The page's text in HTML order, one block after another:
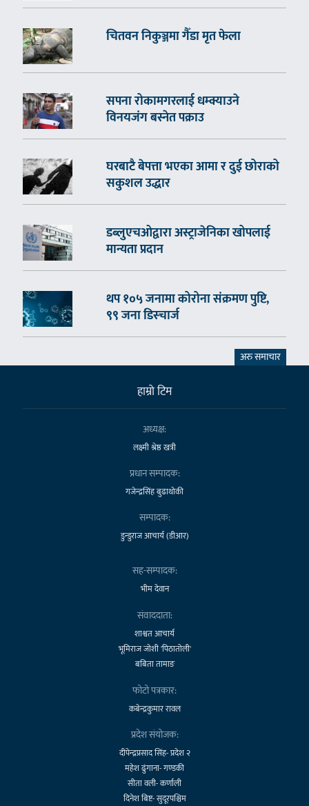
चितवन निकुञ्जमा गैँडा मृत फेला
सपना रोकामगरलाई धम्क्याउने
विनयजंग बस्नेत पक्राउ
घरबाटै बेपत्ता भएका आमा र दुई छोराको
सकुशल उद्धार
डब्लुएचओद्वारा अस्ट्राजेनिका खोपलाई
मान्यता प्रदान
थप १०५ जनामा कोरोना संक्रमण पुष्टि,
९९ जना डिस्चार्ज
अरु समाचार
हाम्राे टिम
अध्यक्ष:
लक्ष्मी श्रेष्ठ खत्री
प्रधान सम्पादक:
गजेन्द्रसिंह बुढाथोकी
सम्पादक:
डुन्डुराज आचार्य (डीआर)
सह-सम्पादक:
भीम देवान
संवाददाता:
शाश्वत आचार्य
भूमिराज जोशी 'पिठातोली'
बबिता तामाङ
फोटो पत्रकार:
कबेन्द्रकुमार रावल
प्रदेश संयोजक:
दीपेन्द्रप्रसाद सिंह- प्रदेश २
महेश ढुंगाना- गण्डकी
सीता वली- कर्णाली
दिनेश बिष्ट- सुदूरपश्चिम